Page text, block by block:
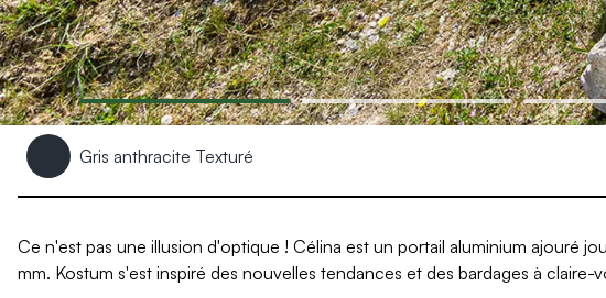
Produits > Produits par collection > Collection Bois
Produits > Produits par collection > Collection Ceklo
Produits > Coloris et décors > Coloris aluminium
Produits > Coloris et décors > Coloris aluminium ton bois
Produits > Coloris et décors > Essences de bois
Produits > Coloris et décors > Coloris sur-mesure
Produits > Coloris et décors > Décors Fresk
Produits > Options > Poteaux
Produits > Options > Boite à colis
Produits > Options > Boites aux lettres/Totem
Gris anthracite Texturé
Ce n'est pas une illusion d'optique ! Célina est un portail aluminium ajouré
mm. Kostum s'est inspiré des nouvelles tendances et des bardages à